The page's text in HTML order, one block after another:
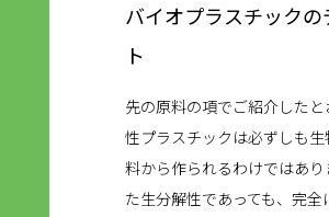
バイオプラスチックの
ト
先の原料の項でご紹介した
性プラスチックは必ずしも
料から作られるわけではあり
た生分解性であっても、完全